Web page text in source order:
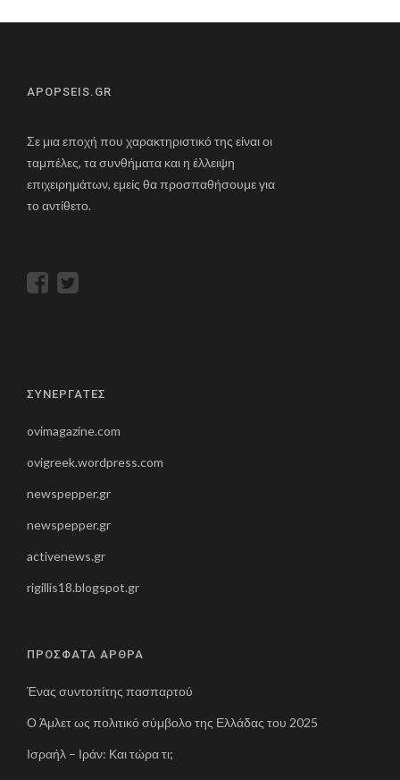
APOPSEIS.GR
Σε μια εποχή που χαρακτηριστικό της είναι οι
ταμπέλες, τα συνθήματα και η έλλειψη
επιχειρημάτων, εμείς θα προσπαθήσουμε για
το αντίθετο.
ΣΥΝΕΡΓΑΤΕΣ
ovimagazine.com
ovigreek.wordpress.com
newspepper.gr
newspepper.gr
activenews.gr
rigillis18.blogspot.gr
ΠΡΟΣΦΑΤΑ ΑΡΘΡΑ
Ένας συντοπίτης πασπαρτού
Ο Άμλετ ως πολιτικό σύμβολο της Ελλάδας του 2025
Ισραήλ – Ιράν: Και τώρα τι;